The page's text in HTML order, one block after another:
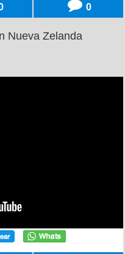
0
Nueva Zelanda